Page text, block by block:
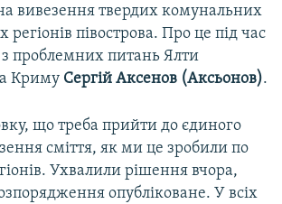
вивезення твердих комунальних
регіонів півострова. Про це під час
з проблемних питань Ялти
Криму Сергій Аксенов (Аксьонов).
що треба прийти до єдиного
сміття, як ми це зробили по
Ухвалили рішення вчора,
опубліковане. У всіх